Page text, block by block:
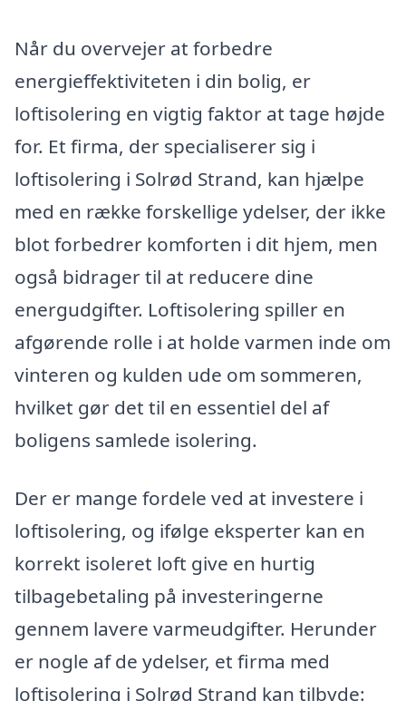
Når du overvejer at forbedre
energieffektiviteten i din bolig, er
loftisolering en vigtig faktor at tage højde
for. Et firma, der specialiserer sig i
loftisolering i Solrød Strand, kan hjælpe
med en række forskellige ydelser, der ikke
blot forbedrer komforten i dit hjem, men
også bidrager til at reducere dine
energudgifter. Loftisolering spiller en
afgørende rolle i at holde varmen inde om
vinteren og kulden ude om sommeren,
hvilket gør det til en essentiel del af
boligens samlede isolering.
Der er mange fordele ved at investere i
loftisolering, og ifølge eksperter kan en
korrekt isoleret loft give en hurtig
tilbagebetaling på investeringerne
gennem lavere varmeudgifter. Herunder
er nogle af de ydelser, et firma med
loftisolering i Solrød Strand kan tilbyde: